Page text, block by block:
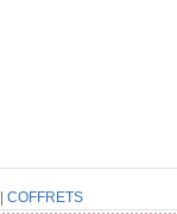
COFFRETS